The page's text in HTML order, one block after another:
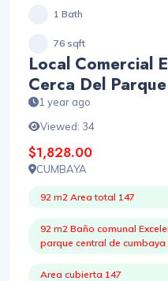
1 Bath
76 sqft
Local Comercial
Cerca Del
1 year ago
Viewed: 34
$1,828.00
CUMBAYA
92 m2 Area total 147
92 m2 Baño comunal
parque central de cumbaya
Area cubierta 147